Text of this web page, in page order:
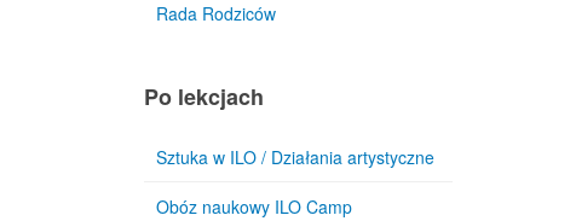
Rada Rodziców
Po lekcjach
Sztuka w ILO / Działania artystyczne
Obóz naukowy ILO Camp